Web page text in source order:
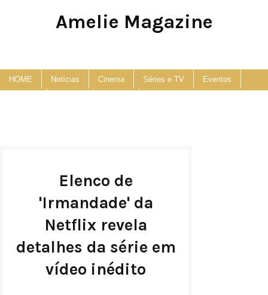
Amelie Magazine
HOME Notícias Cinema Séries e TV Eventos
Elenco de
'Irmandade' da
Netflix revela
detalhes da série em
vídeo inédito